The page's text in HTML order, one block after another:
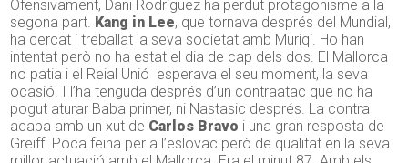
Ofensivament, Dani Rodríguez ha perdut protagonisme a la
segona part. Kang in Lee, que tornava després del Mundial,
ha cercat i treballat la seva societat amb Muriqi. Ho han
intentat però no ha estat el dia de cap dels dos. El Mallorca
no patia i el Reial Unió esperava el seu moment, la seva
ocasió. I l’ha tenguda després d’un contraatac que no ha
pogut aturar Baba primer, ni Nastasic després. La contra
acaba amb un xut de Carlos Bravo i una gran resposta de
Greiff. Poca feina per a l’eslovac però de qualitat en la seva